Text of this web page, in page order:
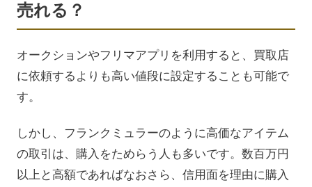
売れる？
オークションやフリマアプリを利用すると、買取店
に依頼するよりも高い値段に設定することも可能で
す。
しかし、フランクミュラーのように高価なアイテム
の取引は、購入をためらう人も多いです。数百万円
以上と高額であればなおさら、信用面を理由に購入